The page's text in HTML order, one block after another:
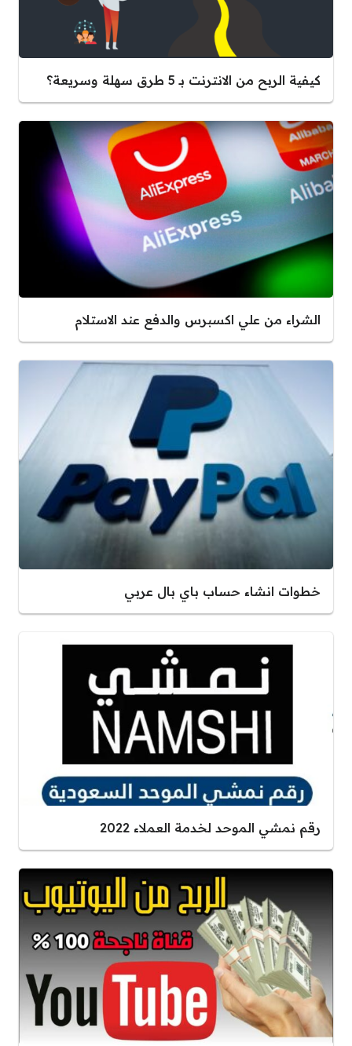
كيفية الربح من الانترنت بـ 5 طرق سهلة وسريعة؟
الشراء من علي اكسبرس والدفع عند الاستلام
خطوات انشاء حساب باي بال عربي
رقم نمشي الموحد لخدمة العملاء 2022